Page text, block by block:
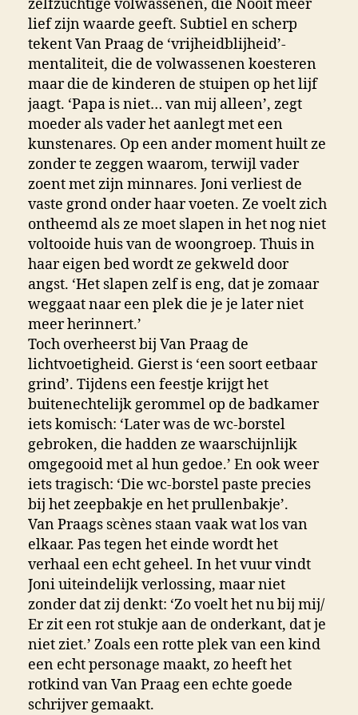
zelfzuchtige volwassenen, die Nooit meer
lief zijn waarde geeft. Subtiel en scherp
tekent Van Praag de ‘vrijheidblijheid’-
mentaliteit, die de volwassenen koesteren
maar die de kinderen de stuipen op het lijf
jaagt. ‘Papa is niet… van mij alleen’, zegt
moeder als vader het aanlegt met een
kunstenares. Op een ander moment huilt ze
zonder te zeggen waarom, terwijl vader
zoent met zijn minnares. Joni verliest de
vaste grond onder haar voeten. Ze voelt zich
ontheemd als ze moet slapen in het nog niet
voltooide huis van de woongroep. Thuis in
haar eigen bed wordt ze gekweld door
angst. ‘Het slapen zelf is eng, dat je zomaar
weggaat naar een plek die je je later niet
meer herinnert.’
Toch overheerst bij Van Praag de
lichtvoetigheid. Gierst is ‘een soort eetbaar
grind’. Tijdens een feestje krijgt het
buitenechtelijk gerommel op de badkamer
iets komisch: ‘Later was de wc-borstel
gebroken, die hadden ze waarschijnlijk
omgegooid met al hun gedoe.’ En ook weer
iets tragisch: ‘Die wc-borstel paste precies
bij het zeepbakje en het prullenbakje’.
Van Praags scènes staan vaak wat los van
elkaar. Pas tegen het einde wordt het
verhaal een echt geheel. In het vuur vindt
Joni uiteindelijk verlossing, maar niet
zonder dat zij denkt: ‘Zo voelt het nu bij mij/
Er zit een rot stukje aan de onderkant, dat je
niet ziet.’ Zoals een rotte plek van een kind
een echt personage maakt, zo heeft het
rotkind van Van Praag een echte goede
schrijver gemaakt.